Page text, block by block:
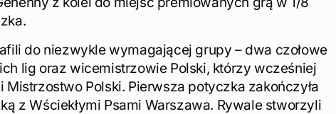
do niezwykle wymagającej grupy – dwa czołowe
lig oraz wicemistrzowie Polski, którzy wcześniej
Polski. Pierwsza potyczka zakończyła
z Wściekłymi Psami Warszawa. Rywale stworzyli